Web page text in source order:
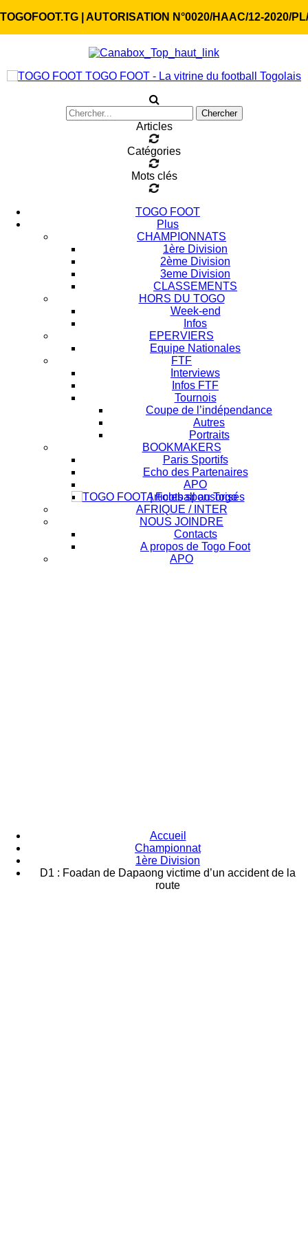
TOGOFOOT.TG | AUTORISATION N°0020/HAAC/12-2020/
TOGO FOOT - La vitrine du football Togolais
Articles
Catégories
Mots clés
TOGO FOOT
Plus
CHAMPIONNATS
1ère Division
2ème Division
3eme Division
CLASSEMENTS
HORS DU TOGO
Week-end
Infos
EPERVIERS
Equipe Nationales
FTF
Interviews
Infos FTF
Tournois
Coupe de l’indépendance
Autres
Portraits
BOOKMAKERS
Paris Sportifs
Echo des Partenaires
APO
Articles sponsorisés
AFRIQUE / INTER
NOUS JOINDRE
Contacts
A propos de Togo Foot
APO
Accueil
Championnat
1ère Division
D1 : Foadan de Dapaong victime d’un accident de la
route